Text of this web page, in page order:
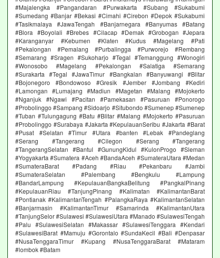
#Majalengka #Pangandaran #Purwakarta #Subang #Sukabumi
#Sumedang #Banjar #Bekasi #Cimahi #Cirebon #Depok #Sukabumi
#Tasikmalaya #JawaTengah #Banjarnegara #Banyumas #Batang
#Blora #Boyolali #Brebes #Cilacap #Demak #Grobogan #Jepara
#Karanganyar #Kebumen #Klaten #Kudus #Magelang #Pati
#Pekalongan #Pemalang #Purbalingga #Purworejo #Rembang
#Semarang #Sragen #Sukoharjo #Tegal #Temanggung #Wonogiri
#Wonosobo #Magelang #Pekalongan #Salatiga #Semarang
#Surakarta #Tegal #JawaTimur #Bangkalan #Banyuwangi #Blitar
#Bojonegoro #Bondowoso #Gresik #Jember #Jombang #Kediri
#Lamongan #Lumajang #Madiun #Magetan #Malang #Mojokerto
#Nganjuk #Ngawi #Pacitan #Pamekasan #Pasuruan #Ponorogo
#Probolinggo #Sampang #Sidoarjo #Situbondo #Sumenep #Sumenep
#Tuban #Tulungagung #Batu #Blitar #Malang #Mojokerto #Pasuruan
#Probolinggo #Surabaya #Jakarta #KepulauanSeribu #Jakarta #Barat
#Pusat #Selatan #Timur #Utara #banten #Lebak #Pandeglang
#Serang #Tangerang #Cilegon #Serang #Tangerang
#TangerangSelatan #Bantul #GunungKidul #KulonProgo #Sleman
#Yogyakarta #Sumatera #Aceh #BandaAceh #SumateraUtara #Medan
#SumateraBarat #Padang #Riau #Pekanbaru #Jambi
#SumateraSelatan #Palembang #Bengkulu #Lampung
#BandarLampung #KepulauanBangkaBelitung #PangkalPinang
#KepulauanRiau #TanjungPinang #Kalimatan #KalimantanBarat
#Pontianak #KalimantanTengah #PalangkaRaya #KalimantanSelatan
#Banjarmasin #KalimantanTimur #Samarinda #KalimantanUtara
#TanjungSelor #Sulawesi #SulawesiUtara #Manado #SulawesiTengah
#Palu #SulawesiSelatan #Makassar #SulawesiTenggara #Kendari
#SulawesiBarat #Mamuju #Gorontalo #SundaKecil #Bali #Denpasar
#NusaTenggaraTimur #Kupang #NusaTenggaraBarat #Mataram
#lombok #Batam